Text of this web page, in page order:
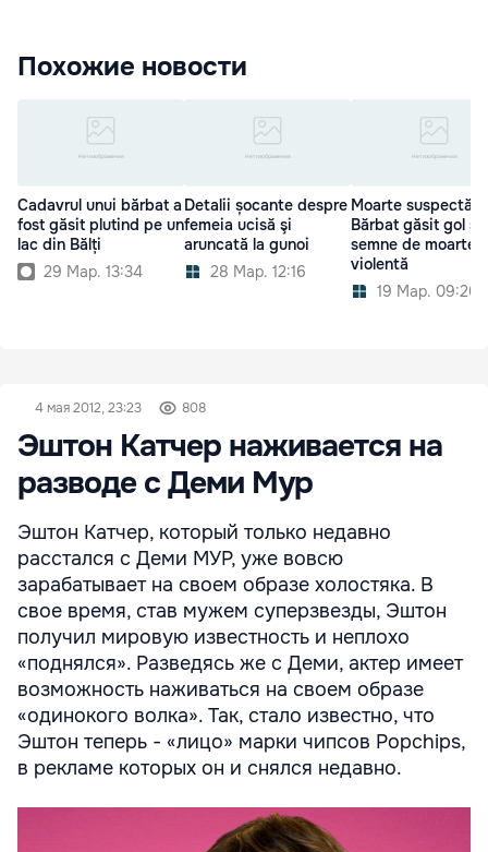
Похожие новости
Cadavrul unui bărbat a
fost găsit plutind pe un
lac din Bălți
29 Мар. 13:34
Detalii șocante despre
femeia ucisă şi
aruncată la gunoi
28 Мар. 12:16
Moarte suspectă:
Bărbat găsit gol şi
semne de moarte
violentă
19 Мар. 09:20
4 мая 2012, 23:23 808
Эштон Катчер наживается на
разводе с Деми Мур
Эштон Катчер, который только недавно
расстался с Деми МУР, уже вовсю
зарабатывает на своем образе холостяка. В
свое время, став мужем суперзвезды, Эштон
получил мировую известность и неплохо
«поднялся». Разведясь же с Деми, актер имеет
возможность наживаться на своем образе
«одинокого волка». Так, стало известно, что
Эштон теперь - «лицо» марки чипсов Popchips,
в рекламе которых он и снялся недавно.